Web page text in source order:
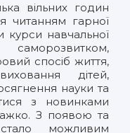
вільних годин
читанням гарної
курси навчальної
спосіб життя,
дітей,
науки та
з новинками
З появою та
можливим